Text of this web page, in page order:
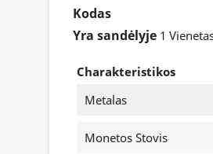
Kodas
Yra sandėlyje 1
Charakteristikos
Metalas
Monetos Stovis